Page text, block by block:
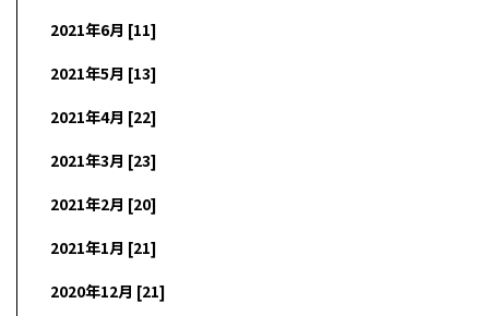
2021年6月 [11]
2021年5月 [13]
2021年4月 [22]
2021年3月 [23]
2021年2月 [20]
2021年1月 [21]
2020年12月 [21]